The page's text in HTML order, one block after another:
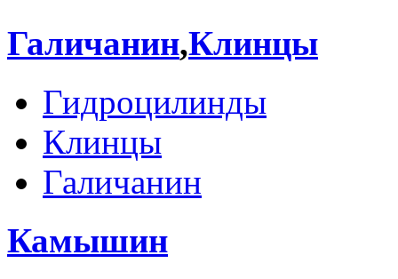
Галичанин,Клинцы
Гидроцилинды
Клинцы
Галичанин
Камышин